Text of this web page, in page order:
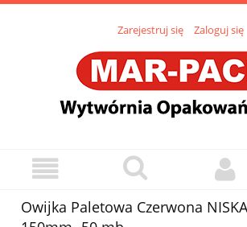
Zarejestruj się Zaloguj się
Owijka Paletowa Czerwona